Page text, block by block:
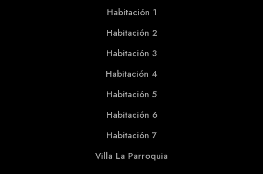
Habitación 1
Habitación 2
Habitación 3
Habitación 4
Habitación 5
Habitación 6
Habitación 7
Villa La Parroquia